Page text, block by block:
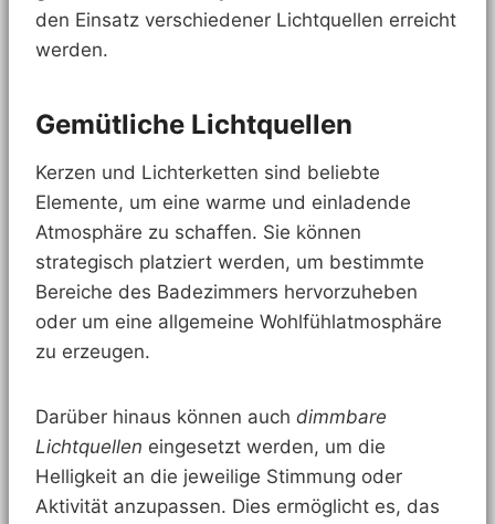
den Einsatz verschiedener Lichtquellen erreicht
werden.
Gemütliche Lichtquellen
Kerzen und Lichterketten sind beliebte
Elemente, um eine warme und einladende
Atmosphäre zu schaffen. Sie können
strategisch platziert werden, um bestimmte
Bereiche des Badezimmers hervorzuheben
oder um eine allgemeine Wohlfühlatmosphäre
zu erzeugen.
Darüber hinaus können auch dimmbare
Lichtquellen eingesetzt werden, um die
Helligkeit an die jeweilige Stimmung oder
Aktivität anzupassen. Dies ermöglicht es, das